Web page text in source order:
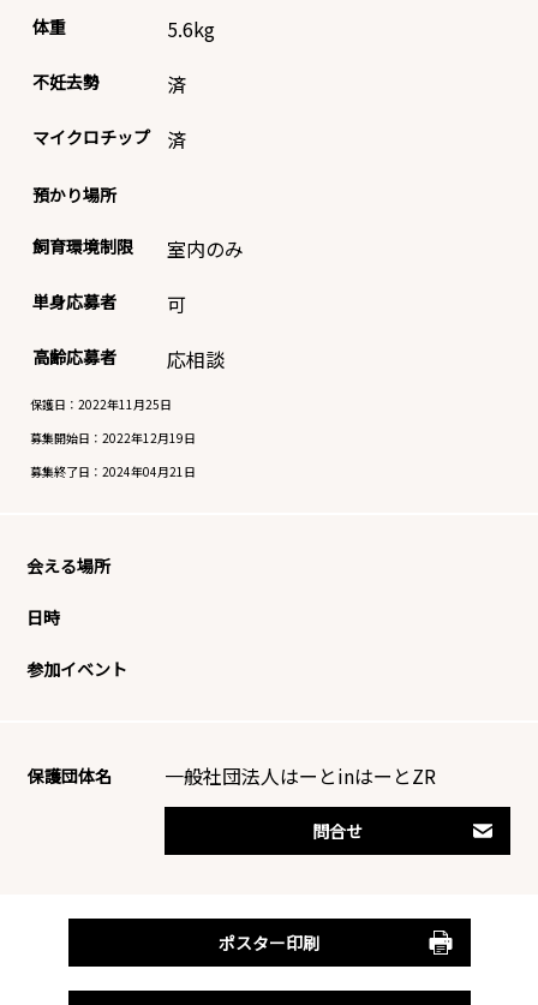
体重 5.6kg
不妊去勢 済
マイクロチップ 済
預かり場所
飼育環境制限 室内のみ
単身応募者 可
高齢応募者 応相談
保護日：2022年11月25日
募集開始日： 2022年12月19日
募集終了日： 2024年04月21日
会える場所
日時
参加イベント
保護団体名 一般社団法人はーとinはーとZR
問合せ
ポスター印刷